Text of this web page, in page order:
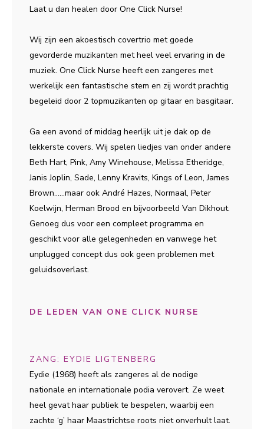
Laat u dan healen door One Click Nurse!
Wij zijn een akoestisch covertrio met goede
gevorderde muzikanten met heel veel ervaring in de
muziek. One Click Nurse heeft een zangeres met
werkelijk een fantastische stem en zij wordt prachtig
begeleid door 2 topmuzikanten op gitaar en basgitaar.
Ga een avond of middag heerlijk uit je dak op de
lekkerste covers. Wij spelen liedjes van onder andere
Beth Hart, Pink, Amy Winehouse, Melissa Etheridge,
Janis Joplin, Sade, Lenny Kravits, Kings of Leon, James
Brown……maar ook André Hazes, Normaal, Peter
Koelwijn, Herman Brood en bijvoorbeeld Van Dikhout.
Genoeg dus voor een compleet programma en
geschikt voor alle gelegenheden en vanwege het
unplugged concept dus ook geen problemen met
geluidsoverlast.
DE LEDEN VAN ONE CLICK NURSE
ZANG: EYDIE LIGTENBERG
Eydie (1968) heeft als zangeres al de nodige
nationale en internationale podia verovert. Ze weet
heel gevat haar publiek te bespelen, waarbij een
zachte ‘g’ haar Maastrichtse roots niet onverhult laat.